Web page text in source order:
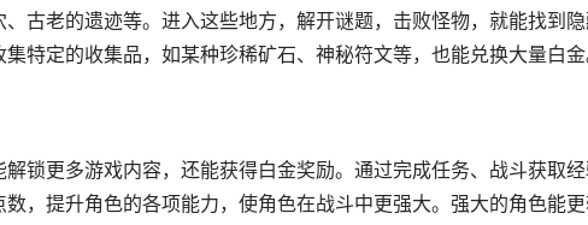
古老的遗迹等。进入这些地方，解开谜题，击败怪物，就能找到隐
特定的收集品，如某种珍稀矿石、神秘符文等，也能兑换大量白金
锁更多游戏内容，还能获得白金奖励。通过完成任务、战斗获取经
，提升角色的各项能力，使角色在战斗中更强大。强大的角色能更